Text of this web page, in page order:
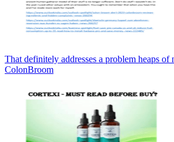
That definitely addresses a problem heaps of
ColonBroom